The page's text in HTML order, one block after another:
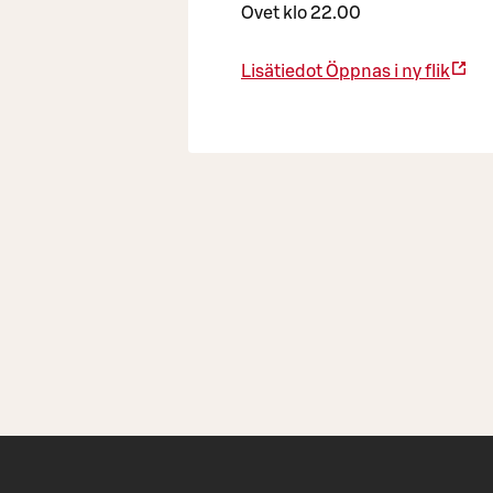
Ovet klo 22.00
LisätiedotÖppnas i ny flik